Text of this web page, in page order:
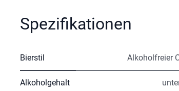
Spezifikationen
Bierstil Alkoholfreier
Alkoholgehalt